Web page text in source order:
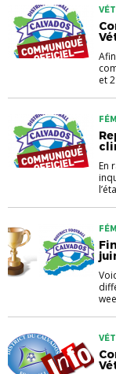
et
En